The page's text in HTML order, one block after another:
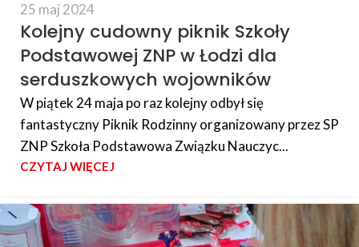
25 maj 2024
Kolejny cudowny piknik Szkoły
Podstawowej ZNP w Łodzi dla
serduszkowych wojowników
W piątek 24 maja po raz kolejny odbył się
fantastyczny Piknik Rodzinny organizowany przez SP
ZNP Szkoła Podstawowa Związku Nauczyc...
CZYTAJ WIĘCEJ